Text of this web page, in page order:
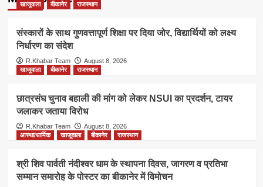
खाजूवाला बीकानेर राजस्थान
संस्कारों के साथ गुणवत्तापूर्ण शिक्षा पर दिया जोर, विद्यार्थियों को लक्ष्य
निर्धारण का संदेश
R.Khabar Team
August 8, 2026
खाजूवाला
बीकानेर राजस्थान
छात्रसंघ चुनाव बहाली की मांग को लेकर NSUI का प्रदर्शन, टायर
जलाकर जताया विरोध
R.Khabar Team
August 8, 2026
आस्था/धार्मिक
खाजूवाला बीकानेर राजस्थान
श्री शिव पार्वती नंदीश्वर धाम के स्थापना दिवस, जागरण व प्रतिभा
सम्मान समारोह के पोस्टर का बीकानेर में विमोचन